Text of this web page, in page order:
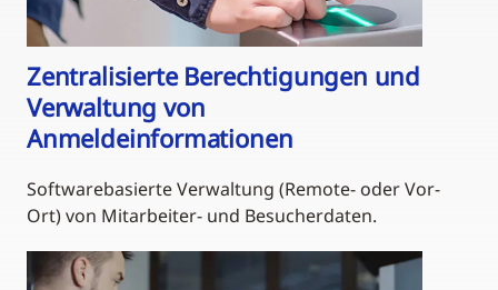
Zentralisierte Berechtigungen und
Verwaltung von
Anmeldeinformationen
Softwarebasierte Verwaltung (Remote- oder Vor-
Ort) von Mitarbeiter- und Besucherdaten.